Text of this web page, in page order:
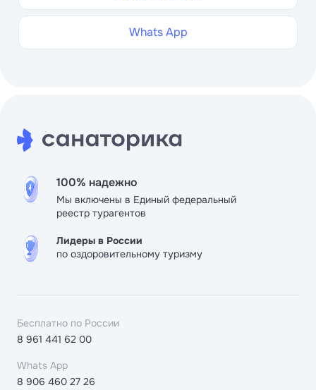
Whats App
100% надежно
Мы включены в Единый федеральный
реестр турагентов
Лидеры в России
по оздоровительному туризму
Бесплатно по России
8 961 441 62 00
Whats App
8 906 460 27 26